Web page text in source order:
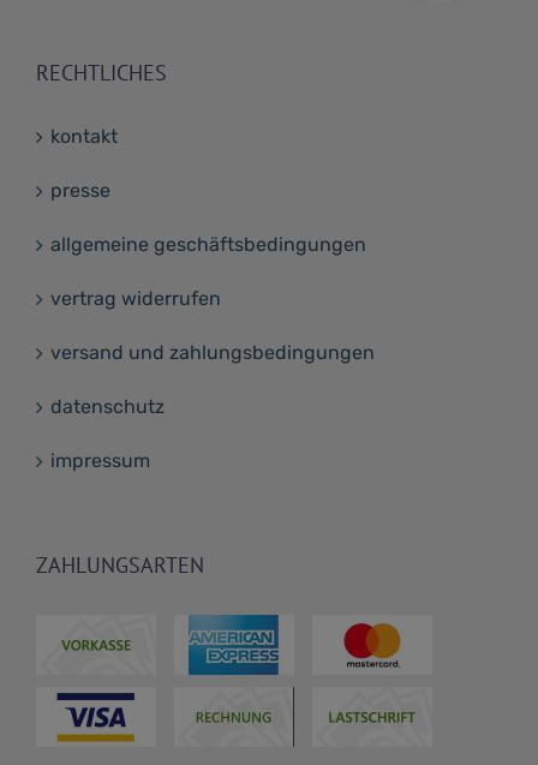
RECHTLICHES
kontakt
presse
allgemeine geschäftsbedingungen
vertrag widerrufen
versand und zahlungsbedingungen
datenschutz
impressum
ZAHLUNGSARTEN